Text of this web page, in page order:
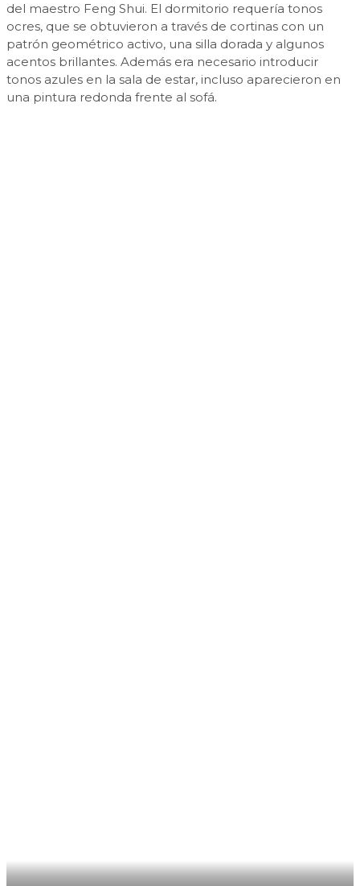
del maestro Feng Shui. El dormitorio requería tonos
ocres, que se obtuvieron a través de cortinas con un
patrón geométrico activo, una silla dorada y algunos
acentos brillantes. Además era necesario introducir
tonos azules en la sala de estar, incluso aparecieron en
una pintura redonda frente al sofá.